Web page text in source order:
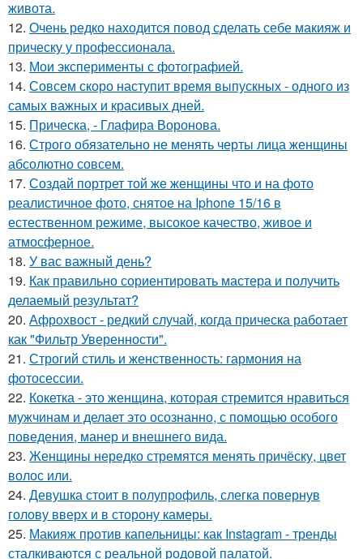
живота.
12. Очень редко находится повод сделать себе макияж и
прическу у профессионала.
13. Мои эксперименты с фотографией.
14. Совсем скоро наступит время выпускных - одного из
самых важных и красивых дней.
15. Прическа, - Глафира Воронова.
16. Строго обязательно не менять черты лица женщины
абсолютно совсем.
17. Создай портрет той же женщины что и на фото
реалистичное фото, снятое на Iphone 15/16 в
естественном режиме, высокое качество, живое и
атмосферное.
18. У вас важный день?
19. Как правильно сориентировать мастера и получить
делаемый результат?
20. Афрохвост - редкий случай, когда прическа работает
как "Фильтр Уверенности".
21. Строгий стиль и женственность: гармония на
фотосессии.
22. Кокетка - это женщина, которая стремится нравиться
мужчинам и делает это осознанно, с помощью особого
поведения, манер и внешнего вида.
23. Женщины нередко стремятся менять причёску, цвет
волос или.
24. Девушка стоит в полупрофиль, слегка повернув
голову вверх и в сторону камеры.
25. Макияж против капельницы: как Instagram - тренды
сталкиваются с реальной родовой палатой.